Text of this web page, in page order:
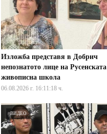
Изложба представя в Добрич
непознатото лице на Русенската
живописна школа
06.08.2026 г. 16:11:18 ч.
ВИДЕО